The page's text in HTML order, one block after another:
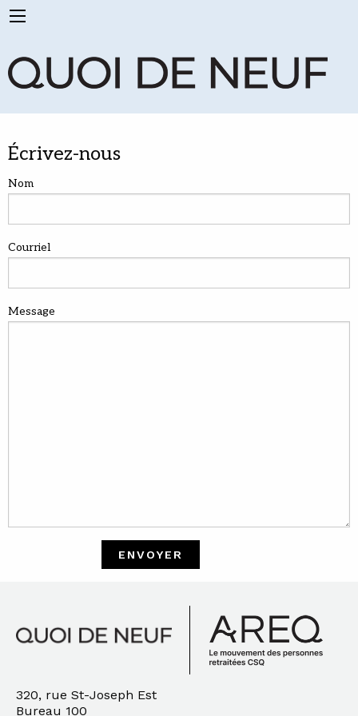
Écrivez-nous
Nom
Courriel
Message
320, rue St-Joseph Est
Bureau 100